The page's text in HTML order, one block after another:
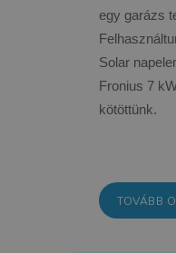
egy garázs
Solar
Fronius 7
kötöttünk.
TOVÁBB